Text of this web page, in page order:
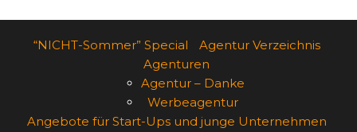
“NICHT-Sommer” Special
Agentur Verzeichnis
Agenturen
Agentur – Danke
Werbeagentur
Angebote für Start-Ups und junge Unternehmen